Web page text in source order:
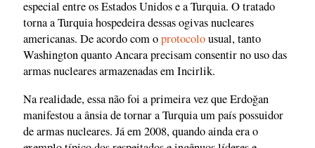
especial entre os Estados Unidos e a Turquia. O tratado
torna a Turquia hospedeira dessas ogivas nucleares
americanas. De acordo com oprotocolousual, tanto
Washington quanto Ancara precisam consentir no uso das
armas nucleares armazenadas em Incirlik.
Na realidade, essa não foi a primeira vez que Erdoğan
manifestou a ânsia de tornar a Turquia um país possuidor
de armas nucleares. Já em 2008, quando ainda era o